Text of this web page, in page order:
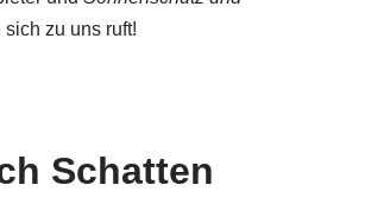
zu uns ruft!
Schatten